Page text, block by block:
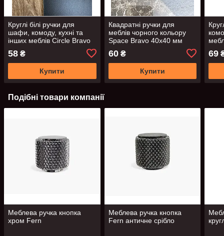
Круглі білі ручки для
шафи, комоду, кухні та
інших меблів Circle Bravo
58 ₴
Купити
Квадратні ручки для
меблів чорного кольору
Space Bravo 40х40 мм
60₴
Купити
69
Подібні товари компанії
Меблева ручка кнопка
хром Fern
Меблева ручка кнопка
Fern античне срібло